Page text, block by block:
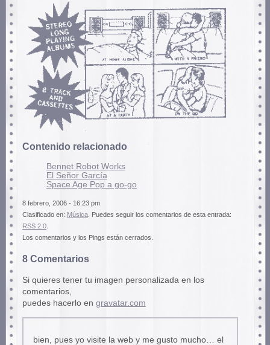
Contenido relacionado
Bennet Robot Works
El Señor García
Space Age Pop a go-go
8 febrero, 2006 - 16:23 pm
Clasificado en: Música. Puedes seguir los comentarios de esta entrada:
RSS 2.0.
Los comentarios y los Pings están cerrados.
8 Comentarios
Si quieres tener tu imagen personalizada en los
comentarios,
puedes hacerlo en gravatar.com
bien, pues yo visite la web y me gusto mucho… el